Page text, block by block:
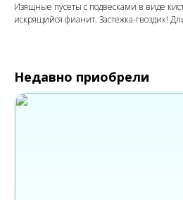
Изящные пусеты с подвесками в виде
искрящийся фианит. Застежка-гвоздик!
Недавно приобрели